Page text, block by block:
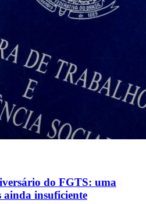
do FGTS: uma
ainda insuficiente